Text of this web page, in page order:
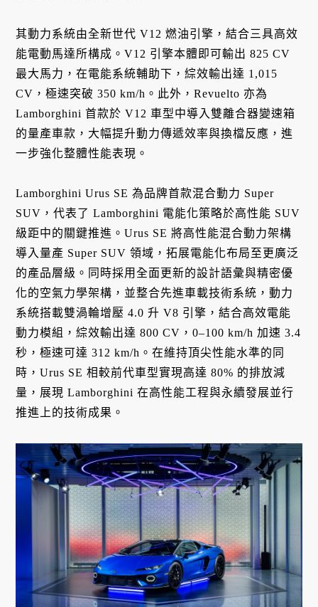
其動力系統由全新世代 V12 燃油引擎，結合三具高效
能電動馬達所構成。V12 引擎本體即可輸出 825 CV
最大馬力，在電能系統輔助下，綜效輸出達 1,015
CV，極速突破 350 km/h。此外，Revuelto 亦為
Lamborghini 首款於 V12 車型中導入雙離合器變速箱
的量產車款，大幅提升動力傳遞效率與換檔反應，進
一步強化整體性能表現。
Lamborghini Urus SE 為品牌首款混合動力 Super
SUV，代表了 Lamborghini 電能化策略於高性能 SUV
級距中的關鍵推進。Urus SE 將高性能混合動力架構
導入量產 Super SUV 領域，拓展電能化布局至更廣泛
的產品層級。同時採用全面更新的設計語彙與精密優
化的空氣力學架構，並整合先進車載技術系統，動力
系統搭載雙渦輪增壓 4.0 升 V8 引擎，結合高效電能
動力模組，綜效輸出達 800 CV，0–100 km/h 加速 3.4
秒，極速可達 312 km/h。在維持頂尖性能水準的同
時，Urus SE 相較前代車型實現高達 80% 的排放減
量，展現 Lamborghini 在高性能工程與永續發展並行
推進上的技術成果。